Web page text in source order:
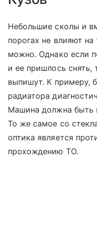
Небольшие сколы и
порогах не влияют
можно. Однако если
и ее пришлось снять,
выпишут. К примеру,
радиатора
Машина должна быть
То же самое со
оптика является
прохождению ТО.